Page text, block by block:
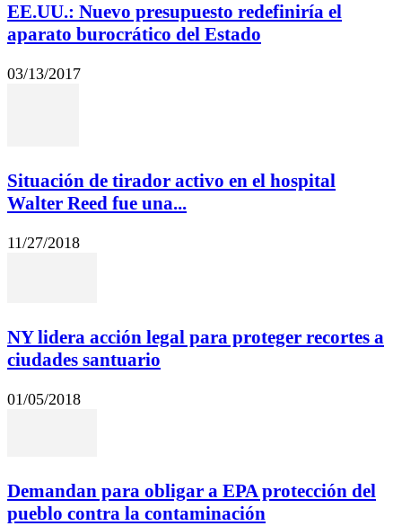
EE.UU.: Nuevo presupuesto redefiniría el
aparato burocrático del Estado
03/13/2017
Situación de tirador activo en el hospital
Walter Reed fue una...
11/27/2018
NY lidera acción legal para proteger recortes a
ciudades santuario
01/05/2018
Demandan para obligar a EPA protección del
pueblo contra la contaminación